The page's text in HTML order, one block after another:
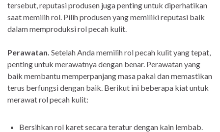
tersebut, reputasi produsen juga penting untuk diperhatikan
saat memilih rol. ​​Pilih produsen yang memiliki reputasi baik
dalam memproduksi rol pecah kulit.
Perawatan. Setelah Anda memilih rol pecah kulit yang tepat,
penting untuk merawatnya dengan benar. Perawatan yang
baik membantu memperpanjang masa pakai dan memastikan
terus berfungsi dengan baik. Berikut ini beberapa kiat untuk
merawat rol pecah kulit:
Bersihkan rol karet secara teratur dengan kain lembab.